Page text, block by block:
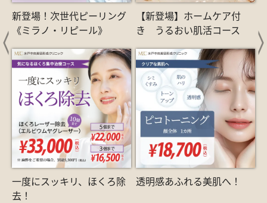
新登場！次世代ピーリング
《ミラノ・リピール》
【新登場】ホームケア付
き うるおい肌活コース
一度にスッキリ、ほくろ除
去！
透明感あふれる美肌へ！